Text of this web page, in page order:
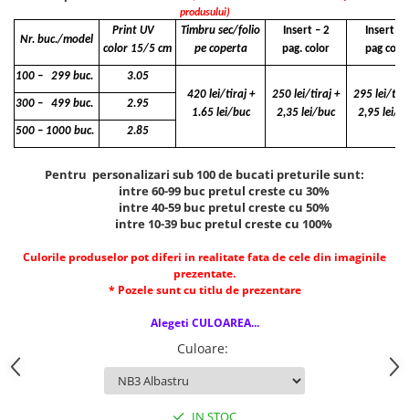
produsului)
Nr. buc./model
Print UV
color 15/5 cm
Timbru sec/folio
pe coperta
Insert – 2
pag. color
Insert - 4
pag color
100 – 299 buc.
3.05
420 lei/tiraj +
1.65 lei/buc
250 lei/tiraj +
2,35 lei/buc
295 lei/
2,95 lei/
300 – 499 buc. 2.95
500 – 1000 buc. 2.85
Pentru personalizari sub 100 de bucati preturile sunt:
intre 60-99 buc pretul creste cu 30%
intre 40-59 buc pretul creste cu 50%
intre 10-39 buc pretul creste cu 100%
Culorile produselor pot diferi in realitate fata de cele din imaginile
prezentate.
* Pozele sunt cu titlu de prezentare
Alegeti CULOAREA...
Culoare:
IN STOC